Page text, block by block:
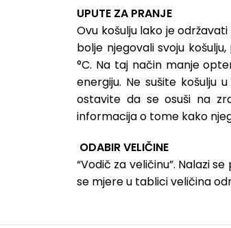
UPUTE ZA PRANJE
Ovu košulju lako je
bolje njegovali svoju
°C. Na taj način manje
energiju. Ne sušite košulju
ostavite da se osuši na
informacija o tome kako
ODABIR VELIČINE
“Vodič za veličinu”. Nalazi
se mjere u tablici veličina